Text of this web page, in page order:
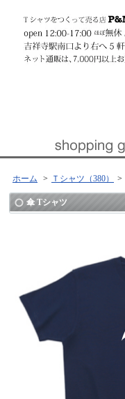
ホーム > Ｔシャツ（380） >
傘 Tシャツ